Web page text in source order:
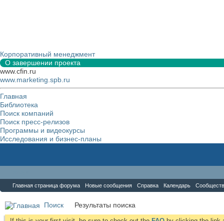
Корпоративный менеджмент
О завершении проекта
www.cfin.ru
www.marketing.spb.ru
Главная
Библиотека
Поиск компаний
Поиск пресс-релизов
Программы и видеокурсы
Исследования и бизнес-планы
Главная страница форума Новые сообщения Справка Календарь
Поиск Результаты поиска